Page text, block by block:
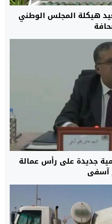
هيكلة المجلس الوطني
جديدة على رأس عمالة
آسفي